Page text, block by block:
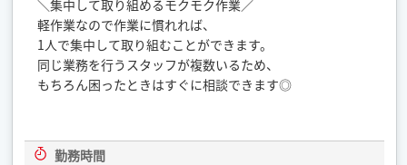
＼集中して取り組めるモクモク作業／
軽作業なので作業に慣れれば、
1人で集中して取り組むことができます。
同じ業務を行うスタッフが複数いるため、
もちろん困ったときはすぐに相談できます◎
勤務時間